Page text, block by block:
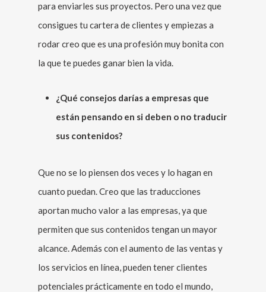
para enviarles sus proyectos. Pero una vez que
consigues tu cartera de clientes y empiezas a
rodar creo que es una profesión muy bonita con
la que te puedes ganar bien la vida.
¿Qué consejos darías a empresas que
están pensando en si deben o no traducir
sus contenidos?
Que no se lo piensen dos veces y lo hagan en
cuanto puedan. Creo que las traducciones
aportan mucho valor a las empresas, ya que
permiten que sus contenidos tengan un mayor
alcance. Además con el aumento de las ventas y
los servicios en línea, pueden tener clientes
potenciales prácticamente en todo el mundo,